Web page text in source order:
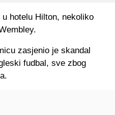
hotelu Hilton, nekoliko
zasjenio je skandal
fudbal, sve zbog